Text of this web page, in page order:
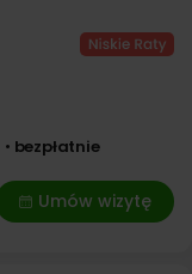
bezpłatnie
Umów wizytę